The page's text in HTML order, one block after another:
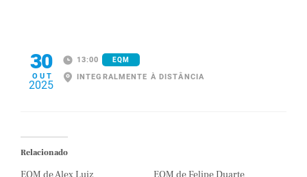
30
OUT
2025
13:00 EQM
INTEGRALMENTE À DISTÂNCIA
Relacionado